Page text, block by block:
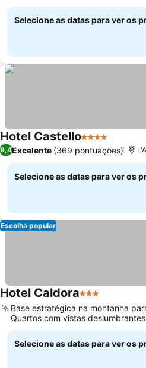
Selecione as datas para ver os
Hotel Castello4 Estrelas
9,4Excelente (369 pontuações)
Selecione as datas para ver os
Escolha popular
Hotel Caldora3 Estrelas
Base estratégica na montanha
Quartos com vistas
montanha
Selecione as datas para ver os